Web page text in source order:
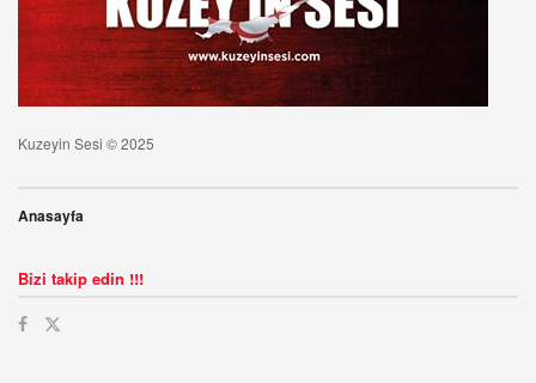
Kuzeyin Sesi © 2025
Anasayfa
Bizi takip edin !!!